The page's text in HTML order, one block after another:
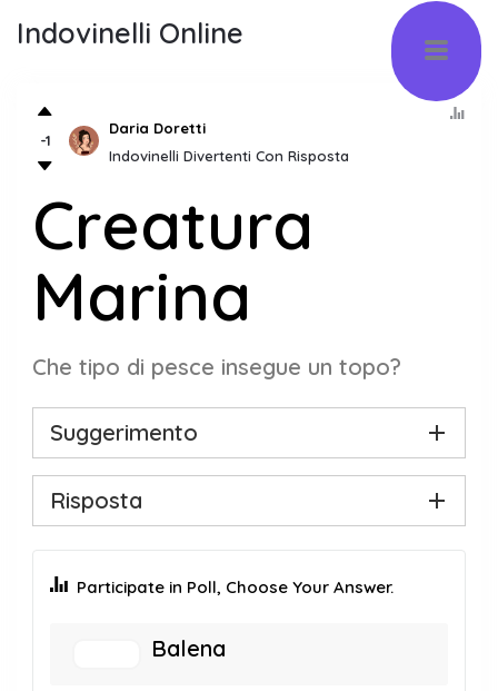
Indovinelli Online
-1
Daria Doretti
Indovinelli Divertenti Con Risposta
Creatura
Marina
Che tipo di pesce insegue un topo?
Suggerimento
Risposta
Participate in Poll, Choose Your Answer.
Balena